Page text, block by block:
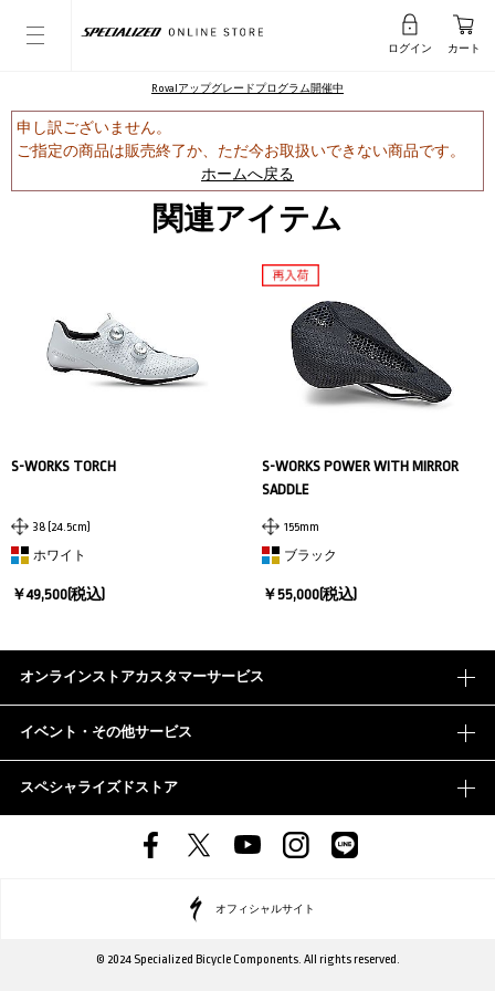
ログイン カート
Rovalアップグレードプログラム開催中
申し訳ございません。
ご指定の商品は販売終了か、ただ今お取扱いできない商品です。
ホームへ戻る
関連アイテム
S-WORKS TORCH
38 (24.5cm)
ホワイト
￥49,500(税込)
S-WORKS POWER WITH MIRROR
SADDLE
155mm
ブラック
￥55,000(税込)
オンラインストアカスタマーサービス
イベント・その他サービス
スペシャライズドストア
オフィシャルサイト
© 2024 Specialized Bicycle Components. All rights reserved.